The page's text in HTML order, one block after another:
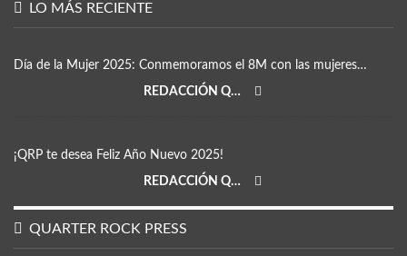
LO MÁS RECIENTE
Día de la Mujer 2025: Conmemoramos el 8M con las mujeres…
REDACCIÓN QRP
¡QRP te desea Feliz Año Nuevo 2025!
REDACCIÓN QRP
QUARTER ROCK PRESS